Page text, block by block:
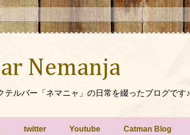
Nemanja
テルバー「ネマニャ」の日常を綴ったブログです♪
twitter Youtube Catman Blog